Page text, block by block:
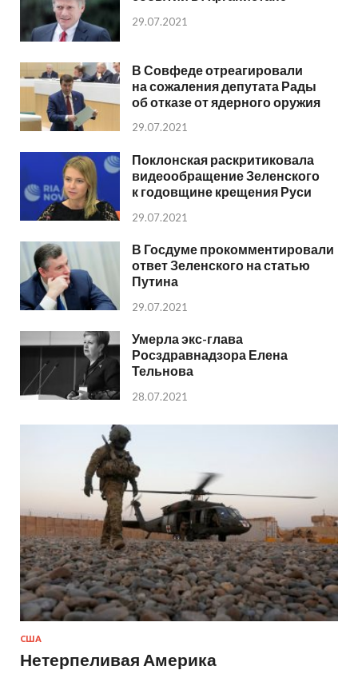
29.07.2021
В Совфеде отреагировали
на сожаления депутата Рады
об отказе от ядерного оружия
29.07.2021
Поклонская раскритиковала
видеообращение Зеленского
к годовщине крещения Руси
29.07.2021
В Госдуме прокомментировали
ответ Зеленского на статью
Путина
29.07.2021
Умерла экс-глава
Росздравнадзора Елена
Тельнова
28.07.2021
США
Нетерпеливая Америка